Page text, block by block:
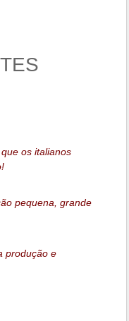
os italianos
pequena, grande
produção e